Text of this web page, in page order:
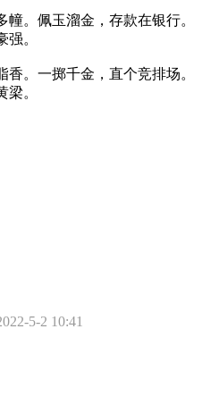
。佩玉溜金，存款在银行。
。
。一掷千金，直个竞排场。
。
5-2 10:41